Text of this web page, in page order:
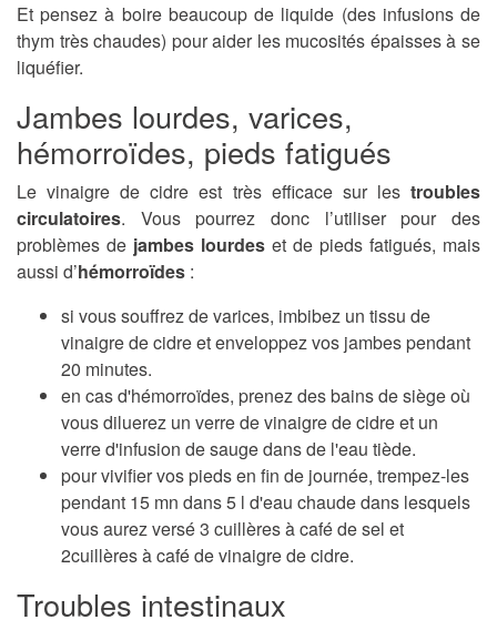
Et pensez à boire beaucoup de liquide (des infusions de
thym très chaudes) pour aider les mucosités épaisses à se
liquéfier.
Jambes lourdes, varices,
hémorroïdes, pieds fatigués
Le vinaigre de cidre est très efficace sur les troubles
circulatoires. Vous pourrez donc l’utiliser pour des
problèmes de jambes lourdes et de pieds fatigués, mais
aussi d’hémorroïdes :
si vous souffrez de varices, imbibez un tissu de
vinaigre de cidre et enveloppez vos jambes pendant
20 minutes.
en cas d'hémorroïdes, prenez des bains de siège où
vous diluerez un verre de vinaigre de cidre et un
verre d'infusion de sauge dans de l'eau tiède.
pour vivifier vos pieds en fin de journée, trempez-les
pendant 15 mn dans 5 l d'eau chaude dans lesquels
vous aurez versé 3 cuillères à café de sel et
2cuillères à café de vinaigre de cidre.
Troubles intestinaux